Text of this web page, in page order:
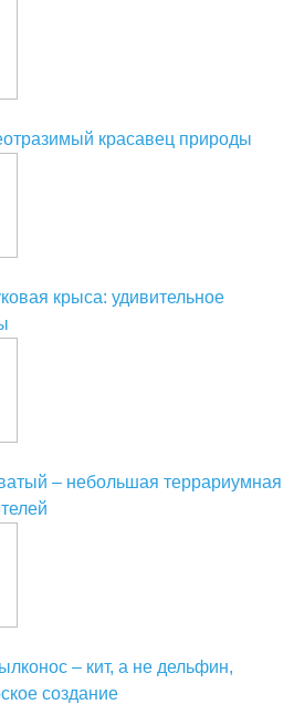
красавец природы
крыса: удивительное
– небольшая террариумная
– кит, а не дельфин,
создание